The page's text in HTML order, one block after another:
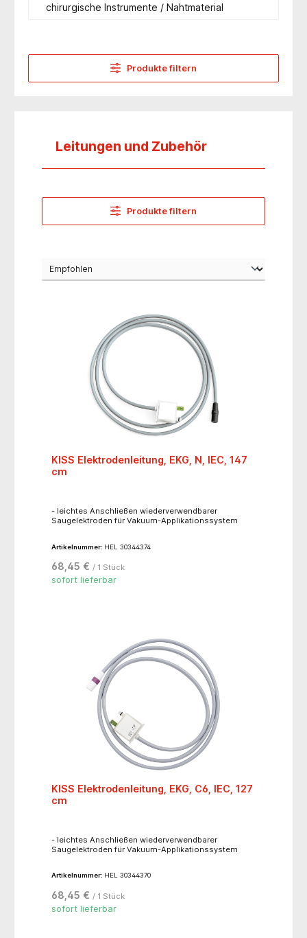
chirurgische Instrumente / Nahtmaterial
Produkte filtern
Leitungen und Zubehör
Produkte filtern
KISS Elektrodenleitung, EKG, N, IEC, 147
cm
- leichtes Anschließen wiederverwendbarer
Saugelektroden für Vakuum-Applikationssystem
Artikelnummer: HEL 30344374
68,45 € / 1 Stück
sofort lieferbar
KISS Elektrodenleitung, EKG, C6, IEC, 127
cm
- leichtes Anschließen wiederverwendbarer
Saugelektroden für Vakuum-Applikationssystem
Artikelnummer: HEL 30344370
68,45 € / 1 Stück
sofort lieferbar